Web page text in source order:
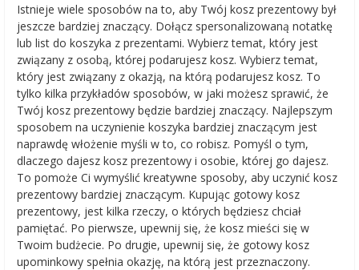
Istnieje wiele sposobów na to, aby Twój kosz prezentowy był
jeszcze bardziej znaczący. Dołącz spersonalizowaną notatkę
lub list do koszyka z prezentami. Wybierz temat, który jest
związany z osobą, której podarujesz kosz. Wybierz temat,
który jest związany z okazją, na którą podarujesz kosz. To
tylko kilka przykładów sposobów, w jaki możesz sprawić, że
Twój kosz prezentowy będzie bardziej znaczący. Najlepszym
sposobem na uczynienie koszyka bardziej znaczącym jest
naprawdę włożenie myśli w to, co robisz. Pomyśl o tym,
dlaczego dajesz kosz prezentowy i osobie, której go dajesz.
To pomoże Ci wymyślić kreatywne sposoby, aby uczynić kosz
prezentowy bardziej znaczącym. Kupując gotowy kosz
prezentowy, jest kilka rzeczy, o których będziesz chciał
pamiętać. Po pierwsze, upewnij się, że kosz mieści się w
Twoim budżecie. Po drugie, upewnij się, że gotowy kosz
upominkowy spełnia okazję, na którą jest przeznaczony.